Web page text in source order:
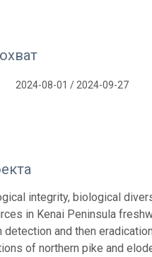
2024-08-01 / 2024-09-27
integrity, biological
in Kenai Peninsula
detection and then
of northern pike and